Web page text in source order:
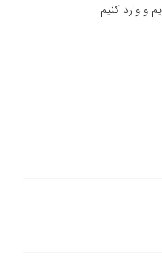
و وارد کنیم